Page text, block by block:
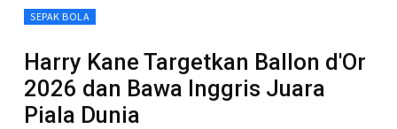
SEPAK BOLA
Harry Kane Targetkan Ballon d'Or
2026 dan Bawa Inggris Juara
Piala Dunia